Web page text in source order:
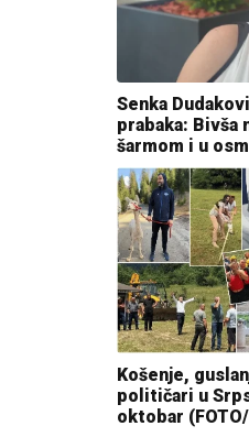
Senka
prabaka: Bivša
šarmom i u
Košenje,
političari u
oktobar